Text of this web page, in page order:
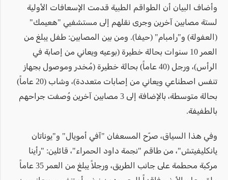
​وأضاف البيان أن الطواقم الطبية قدمت الإسعافات الأولية
لستة مصابين آخرين وجرى نقلهم إلى مستشفيي "هعيمك"
(العفولة) و"رامبام" (حيفا). ومن بين المصابين: طفل يبلغ من
العمر 10 سنوات بحالة خطيرة (بوعيه ويعاني من إصابة في
الرأس)، ورجل (40 عاماً) بحالة خطيرة (مُخدر وموصول بجهاز
تنفس اصطناعي ويعاني من إصابات متعددة)، وشاب (20 عاماً)
بحالة متوسطة، بالإضافة إلى 3 مصابين آخرين وُصفت جراحهم
بالطفيفة.
​وفي هذا السياق، صرّح المسعفان "آفي أمويال" و"يوناتان
يانكليفيتش"، من طاقم "نجمة داود الحمراء"، قائلين: "رأينا
مركبة محطمة على جانب الطريق، ورجلاً يبلغ من العمر 35 عاماً